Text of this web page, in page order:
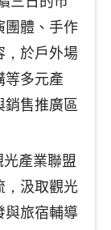
團體、手作
，於戶外場
等多元產
銷售推廣區
產業聯盟
，汲取觀光
與旅宿輔導